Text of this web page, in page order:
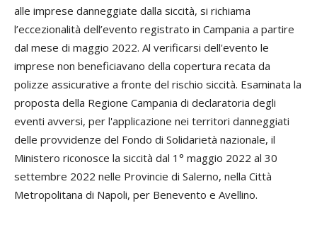
alle imprese danneggiate dalla siccità, si richiama
l’eccezionalità dell’evento registrato in Campania a partire
dal mese di maggio 2022. Al verificarsi dell'evento le
imprese non beneficiavano della copertura recata da
polizze assicurative a fronte del rischio siccità. Esaminata la
proposta della Regione Campania di declaratoria degli
eventi avversi, per l'applicazione nei territori danneggiati
delle provvidenze del Fondo di Solidarietà nazionale, il
Ministero riconosce la siccità dal 1° maggio 2022 al 30
settembre 2022 nelle Provincie di Salerno, nella Città
Metropolitana di Napoli, per Benevento e Avellino.